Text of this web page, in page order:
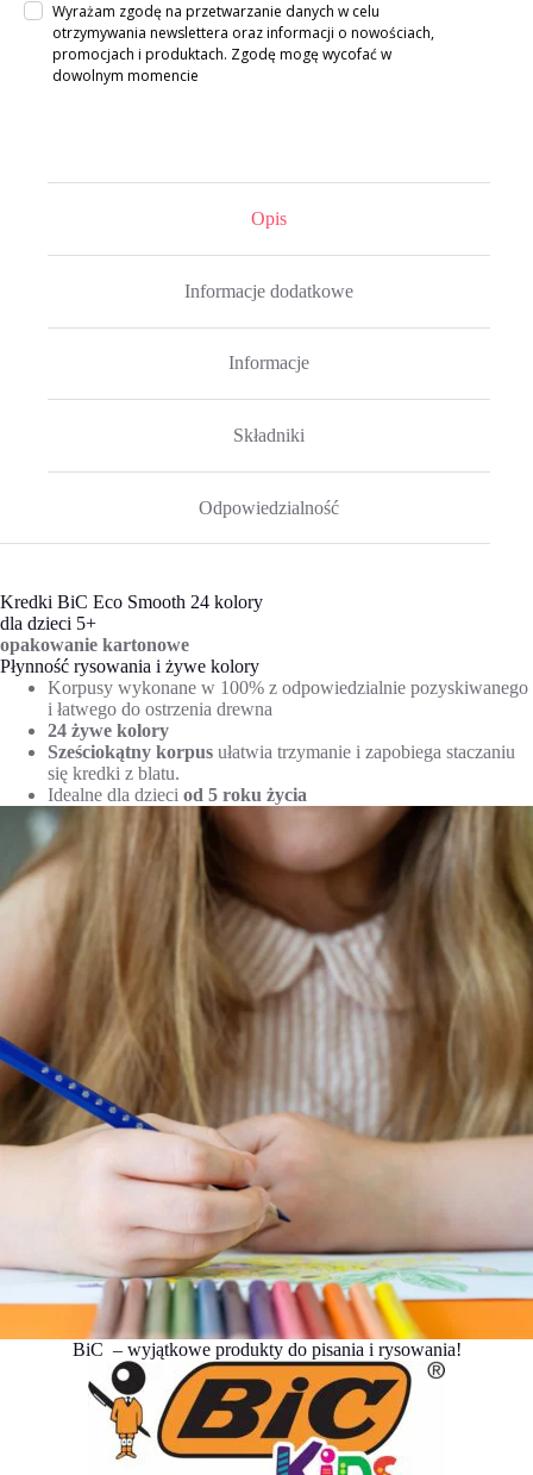
Wyrażam zgodę na przetwarzanie danych w celu
otrzymywania newslettera oraz informacji o nowościach,
promocjach i produktach. Zgodę mogę wycofać w
dowolnym momencie
Opis
Informacje dodatkowe
Informacje
Składniki
Odpowiedzialność
Kredki BiC Eco Smooth 24 kolory
dla dzieci 5+
opakowanie kartonowe
Płynność rysowania i żywe kolory
Korpusy wykonane w 100% z odpowiedzialnie pozyskiwanego
i łatwego do ostrzenia drewna
24 żywe kolory
Sześciokątny korpus ułatwia trzymanie i zapobiega staczaniu
się kredki z blatu.
Idealne dla dzieci od 5 roku życia
BiC – wyjątkowe produkty do pisania i rysowania!